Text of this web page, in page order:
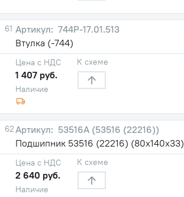
61
744Р-17.01.513
Втулка (-744)
Наличие
Цена с НДС
1 407 руб.
К схеме
62
53516А (53516 (22216))
Подшипник 53516 (22216) (80х140х33)
Наличие
Цена с НДС
2 640 руб.
К схеме